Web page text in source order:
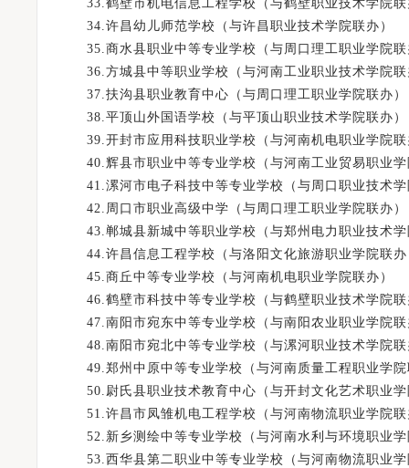
33.鹤壁市机电信息工程学校（与鹤壁职业技术学院联
34.许昌幼儿师范学校（与许昌职业技术学院联办）
35.商水县职业中等专业学校（与周口理工职业学院联
36.方城县中等职业学校（与河南工业职业技术学院联
37.扶沟县职业教育中心（与周口理工职业学院联办）
38.平顶山外国语学校（与平顶山职业技术学院联办）
39.开封市应用科技职业学校（与河南机电职业学院联
40.辉县市职业中等专业学校（与河南工业贸易职业学
41.漯河市电子科技中等专业学校（与周口职业技术学
42.周口市职业高级中学（与周口理工职业学院联办）
43.郸城县新城中等职业学校（与郑州电力职业技术学
44.许昌信息工程学校（与洛阳文化旅游职业学院联办
45.商丘中等专业学校（与河南机电职业学院联办）
46.鹤壁市科技中等专业学校（与鹤壁职业技术学院联
47.南阳市宛东中等专业学校（与南阳农业职业学院联
48.南阳市宛北中等专业学校（与漯河职业技术学院联
49.郑州中原中等专业学校（与河南质量工程职业学院
50.尉氏县职业技术教育中心（与开封文化艺术职业学
51.许昌市凤雏机电工程学校（与河南物流职业学院联
52.新乡测绘中等专业学校（与河南水利与环境职业学
53.西华县第二职业中等专业学校（与河南物流职业学